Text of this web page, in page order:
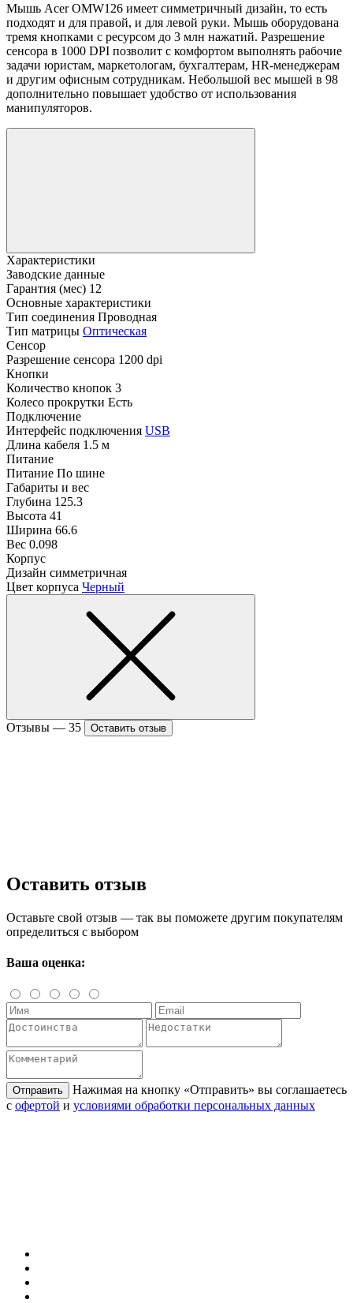
Мышь Acer OMW126 имеет симметричный дизайн, то есть
подходят и для правой, и для левой руки. Мышь оборудована
тремя кнопками с ресурсом до 3 млн нажатий. Разрешение
сенсора в 1000 DPI позволит с комфортом выполнять рабочие
задачи юристам, маркетологам, бухгалтерам, HR-менеджерам
и другим офисным сотрудникам. Небольшой вес мышей в 98
дополнительно повышает удобство от использования
манипуляторов.
Характеристики
Заводские данные
Гарантия (мес) 12
Основные характеристики
Тип соединения Проводная
Тип матрицы Оптическая
Сенсор
Разрешение сенсора 1200 dpi
Кнопки
Количество кнопок 3
Колесо прокрутки Есть
Подключение
Интерфейс подключения USB
Длина кабеля 1.5 м
Питание
Питание По шине
Габариты и вес
Глубина 125.3
Высота 41
Ширина 66.6
Вес 0.098
Корпус
Дизайн симметричная
Цвет корпуса Черный
Отзывы — 35 Оставить отзыв
Оставить отзыв
Оставьте свой отзыв — так вы поможете другим покупателям
определиться с выбором
Ваша оценка:
Отправить
Нажимая на кнопку «Отправить» вы соглашаетесь
с офертой и условиями обработки персональных данных